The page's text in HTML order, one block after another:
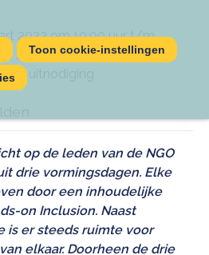
2023 om 10:00 uur t/m
2023 om 16:30 uur
uitnodiging
op de leden van de NGO
drie vormingsdagen. Elke
door een inhoudelijke
on Inclusion. Naast
is er steeds ruimte voor
elkaar. Doorheen de drie
Toon cookie-instellingen